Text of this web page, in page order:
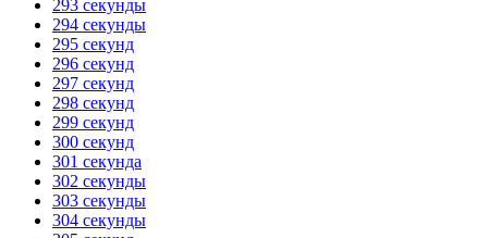
293 секунды
294 секунды
295 секунд
296 секунд
297 секунд
298 секунд
299 секунд
300 секунд
301 секунда
302 секунды
303 секунды
304 секунды